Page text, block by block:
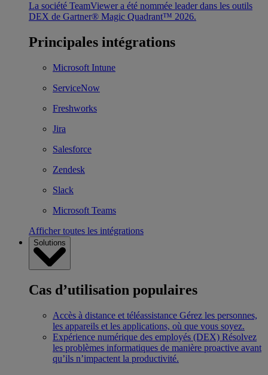
La société TeamViewer a été nommée leader dans les outils
DEX de Gartner® Magic Quadrant™ 2026.
Principales intégrations
Microsoft Intune
ServiceNow
Freshworks
Jira
Salesforce
Zendesk
Slack
Microsoft Teams
Afficher toutes les intégrations
Solutions
Cas d’utilisation populaires
Accès à distance et téléassistance Gérez les personnes,
les appareils et les applications, où que vous soyez.
Expérience numérique des employés (DEX) Résolvez
les problèmes informatiques de manière proactive avant
qu’ils n’impactent la productivité.